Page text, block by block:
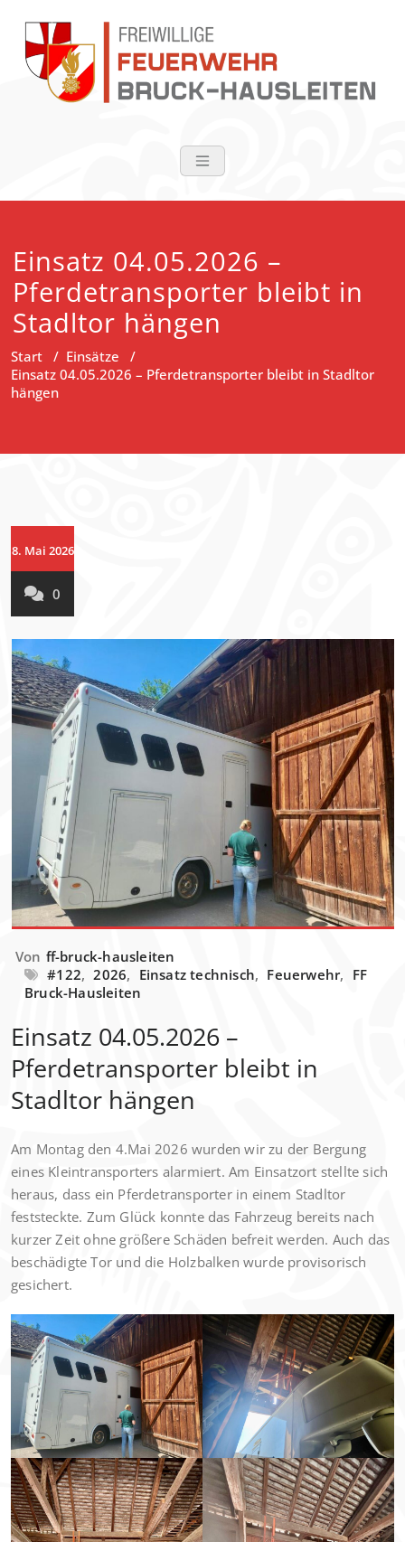
springen
FF Bruck-
Einsatz 04.05.2026 –
Pferdetransporter bleibt in
Stadltor hängen
Start / Einsätze /
Einsatz 04.05.2026 – Pferdetransporter bleibt in Stadltor
hängen
8. Mai 2026
0
Von ff-bruck-hausleiten
#122, 2026, Einsatz technisch, Feuerwehr, FF
Bruck-Hausleiten
Einsatz 04.05.2026 –
Pferdetransporter bleibt in
Stadltor hängen
Am Montag den 4.Mai 2026 wurden wir zu der Bergung
eines Kleintransporters alarmiert. Am Einsatzort stellte sich
heraus, dass ein Pferdetransporter in einem Stadltor
feststeckte. Zum Glück konnte das Fahrzeug bereits nach
kurzer Zeit ohne größere Schäden befreit werden. Auch das
beschädigte Tor und die Holzbalken wurde provisorisch
gesichert.